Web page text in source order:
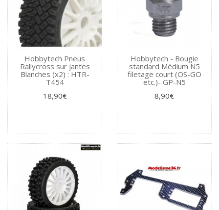
Hobbytech Pneus
Rallycross sur jantes
Blanches (x2) : HTR-
T454
18,90€
Hobbytech - Bougie
standard Médium N5
filetage court (OS-GO
etc.)- GP-N5
8,90€